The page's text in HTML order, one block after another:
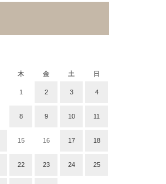
木 金 土 日
1 2 3 4
8 9 10 11
15 16 17 18
22 23 24 25